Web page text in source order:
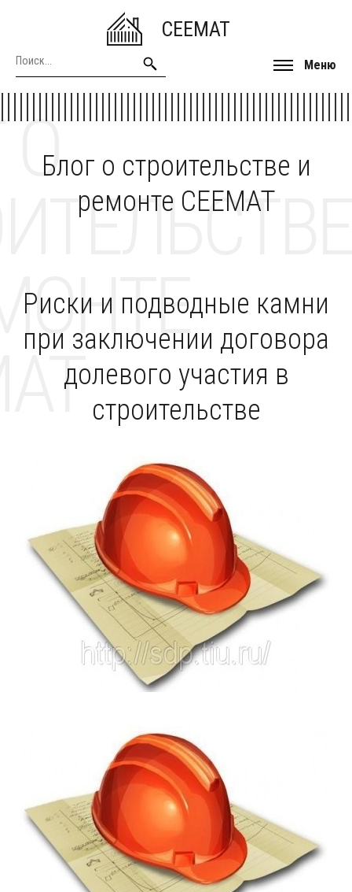
CEEMAT
Меню
Блог о строительстве и
ремонте CEEMAT
О
Риски и подводные камни
при заключении договора
долевого участия в
строительстве